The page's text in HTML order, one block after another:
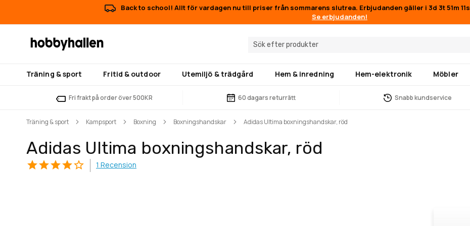
Back to school! Allt för vardagen nu till priser från sommarens slutrea. Erbjudanden gäller i 3d 3t 51m 11s
Se erbjudanden!
Träning & sport Fritid & outdoor Utemiljö & trädgård Hem & inredning Hem-elektronik Möbler
Fri frakt på order över 500KR 60 dagars returrätt Snabb kundservice
Träning & sport Kampsport Boxning Boxningshandskar Adidas Ultima boxningshandskar, röd
Adidas Ultima boxningshandskar, röd
1 Recension